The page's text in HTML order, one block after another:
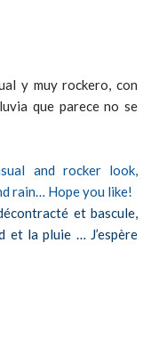
y muy rockero, con
que parece no se
and rocker look,
rain… Hope you like!
et bascule,
la pluie … J’espère